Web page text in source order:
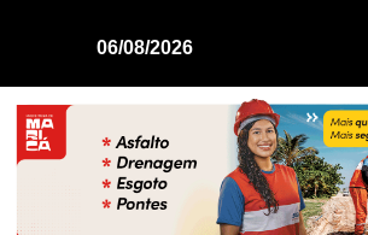
06/08/2026